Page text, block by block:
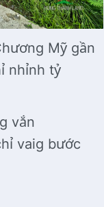
Mỹ gần
nhỉnh tỷ
vắn
vaig bước